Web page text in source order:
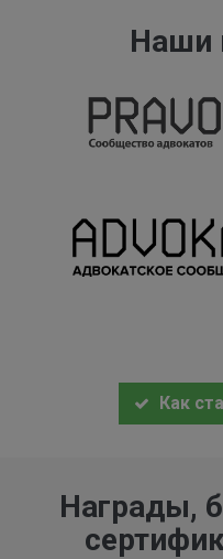
Наши
Как
Награды,